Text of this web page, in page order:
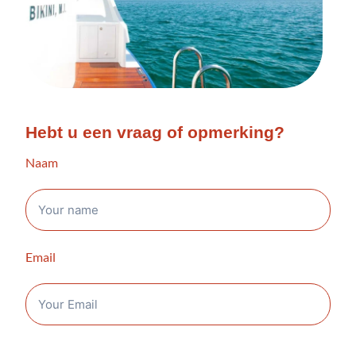
Hebt u een vraag of opmerking?
Naam
Email